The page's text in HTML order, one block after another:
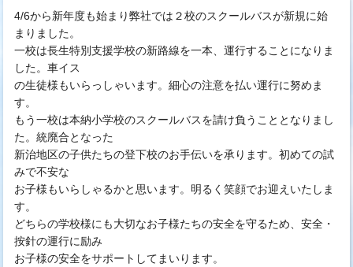
4/6から新年度も始まり弊社では２校のスクールバスが新規に始
まりました。
一校は長生特別支援学校の新路線を一本、運行することになりま
した。車イス
の生徒様もいらっしゃいます。細心の注意を払い運行に努めま
す。
もう一校は本納小学校のスクールバスを請け負うこととなりまし
た。統廃合となった
新治地区の子供たちの登下校のお手伝いを承ります。初めての試
みで不安な
お子様もいらしゃるかと思います。明るく笑顔でお迎えいたしま
す。
どちらの学校様にも大切なお子様たちの安全を守るため、安全・
按針の運行に励み
お子様の安全をサポートしてまいります。